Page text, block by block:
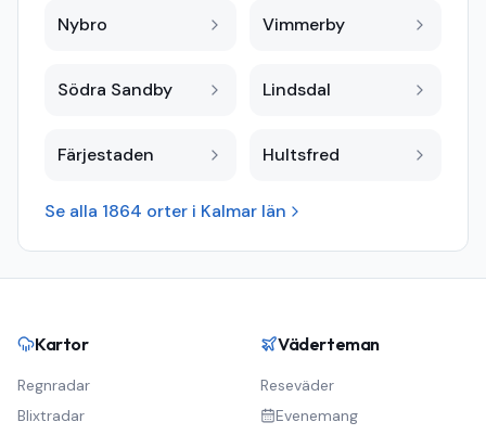
Nybro Vimmerby
Södra Sandby Lindsdal
Färjestaden Hultsfred
Se alla 1864 orter i Kalmar län
Kartor
Regnradar
Blixtradar
Väderteman
Reseväder
Evenemang